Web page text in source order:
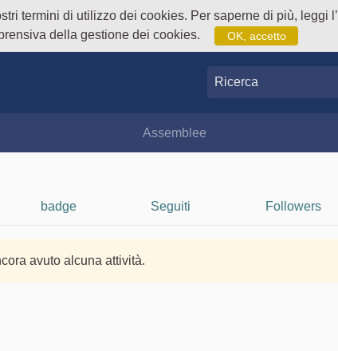
termini di utilizzo dei cookies. Per saperne di più, leggi l’
della gestione dei cookies.
OK, accetto
Ricerca
Assemblee
badge Seguiti Followers
avuto alcuna attività.